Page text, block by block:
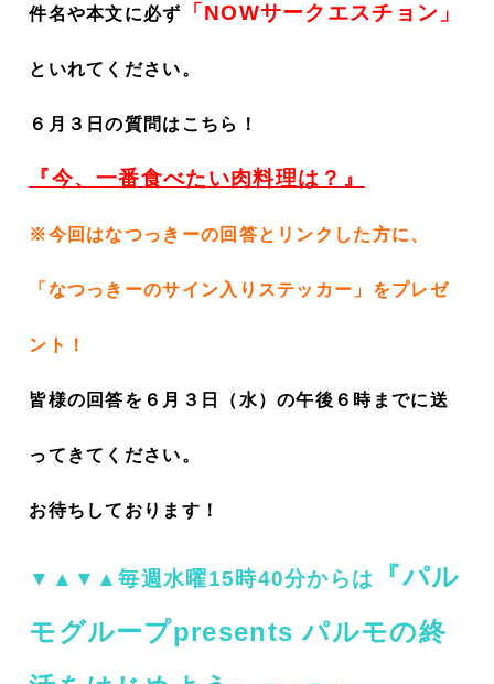
件名や本文に必ず 「NOWサークエスチョン」
といれてください。
６月３ 日の質問はこちら！
『今、一番食べたい肉料理は？ 』
※今回はなつっきーの回答とリンクした方に、
「なつっきーのサイン入りステッカー」をプレゼ
ント！
皆様の回答を６月３ 日（水）の午後６時までに送
ってきてください。
お待ちしております！
▼▲▼▲毎週水曜15時40分からは
『パル
モグループpresents パルモの終